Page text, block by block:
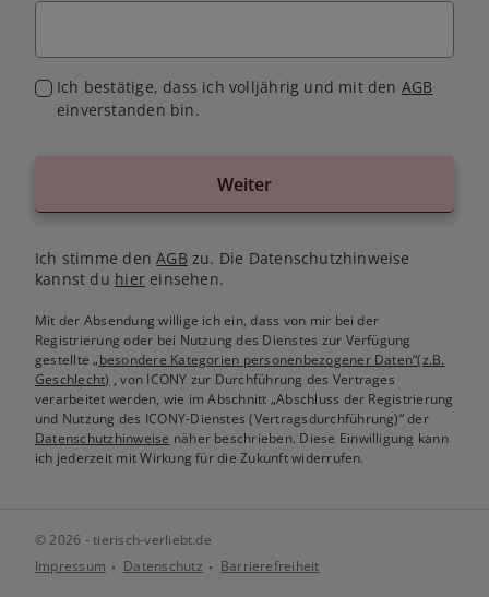
Ich bestätige, dass ich volljährig und mit den AGB
einverstanden bin.
Weiter
Ich stimme denAGB zu. Die Datenschutzhinweise
kannst du hiereinsehen.
Mit der Absendung willige ich ein, dass von mir bei der
Registrierung oder bei Nutzung des Dienstes zur Verfügung
gestellte„besondere Kategorien personenbezogener Daten“(z.B.
Geschlecht) , von ICONY zur Durchführung des Vertrages
verarbeitet werden, wie im Abschnitt „Abschluss der Registrierung
und Nutzung des ICONY-Dienstes (Vertragsdurchführung)“ der
Datenschutzhinweise näher beschrieben. Diese Einwilligung kann
ich jederzeit mit Wirkung für die Zukunft widerrufen.
© 2026 - tierisch-verliebt.de
Impressum
Datenschutz Barrierefreiheit